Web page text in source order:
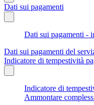
Dati sui pagamenti
Dati sui pagamenti -
Dati sui pagamenti del
Indicatore di tempestività
Indicatore di
Ammontare